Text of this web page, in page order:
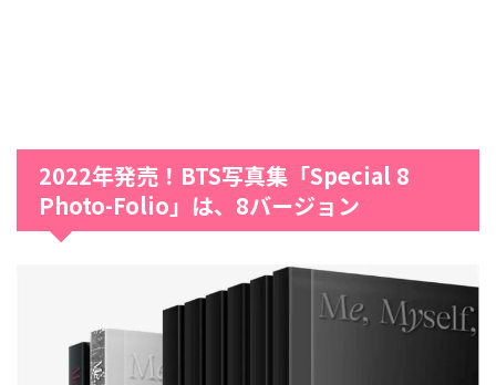
2022年発売！BTS写真集「Special 8
Photo-Folio」は、8バージョン